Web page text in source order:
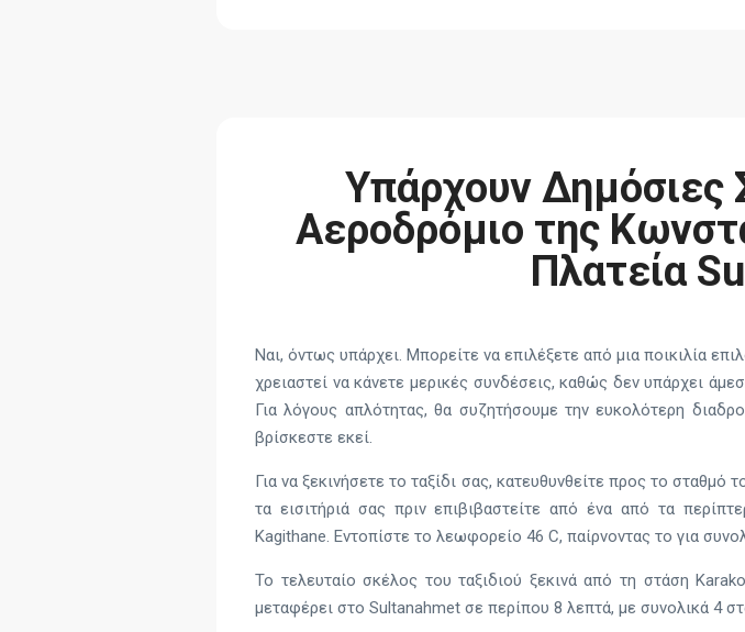
Υπάρχουν Δημόσιες
Αεροδρόμιο της
Πλατεία
Ναι, όντως υπάρχει. Μπορείτε να επιλέξετε από μια ποικιλία
χρειαστεί να κάνετε μερικές συνδέσεις, καθώς δεν υπάρχει
Για λόγους απλότητας, θα συζητήσουμε την ευκολότερη
βρίσκεστε εκεί.
Για να ξεκινήσετε το ταξίδι σας, κατευθυνθείτε προς το
τα εισιτήριά σας πριν επιβιβαστείτε από ένα από τα
Kagithane. Εντοπίστε το λεωφορείο 46 C, παίρνοντας το για
Το τελευταίο σκέλος του ταξιδιού ξεκινά από τη στάση
μεταφέρει στο Sultanahmet σε περίπου 8 λεπτά, με συνολικά 4